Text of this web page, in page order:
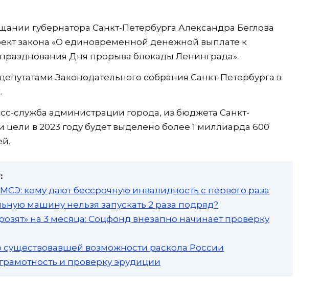
губернатора Санкт-Петербурга Александра Беглова
закона «О единовременной денежной выплате к
Дня прорыва блокады Ленинграда».
Законодательного собрания Санкт-Петербурга в
служба администрации города, из бюджета Санкт-
цели в 2023 году будет выделено более 1 миллиарда 600
кому дают бессрочную инвалидность с первого раза
машину нельзя запускать 2 раза подряд?
на 3 месяца: Соцфонд внезапно начинает проверку
существовавшей возможности раскола России
грамотность и проверку эрудиции